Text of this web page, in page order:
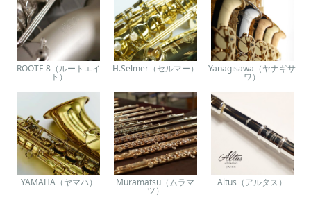
ROOTE 8（ルートエイ
ト）
H.Selmer（セルマー） Yanagisawa（ヤナギサ
ワ）
YAMAHA（ヤマハ） Muramatsu（ムラマ
ツ）
Altus（アルタス）